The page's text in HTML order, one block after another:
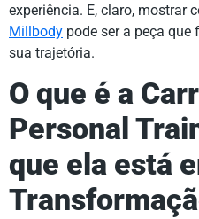
experiência. E, claro, mostrar
Millbody pode ser a peça
sua trajetória.
O que é a
Personal
que ela está